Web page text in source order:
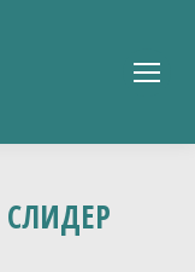
СЛИДЕР